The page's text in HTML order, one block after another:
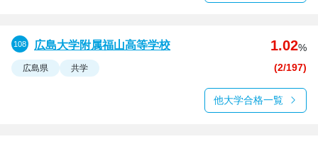
広島大学附属福山高等学校 1.02%
広島県 共学 (2/197)
他大学合格一覧